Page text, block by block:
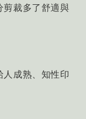
剪裁多了舒適與
成熟、知性印